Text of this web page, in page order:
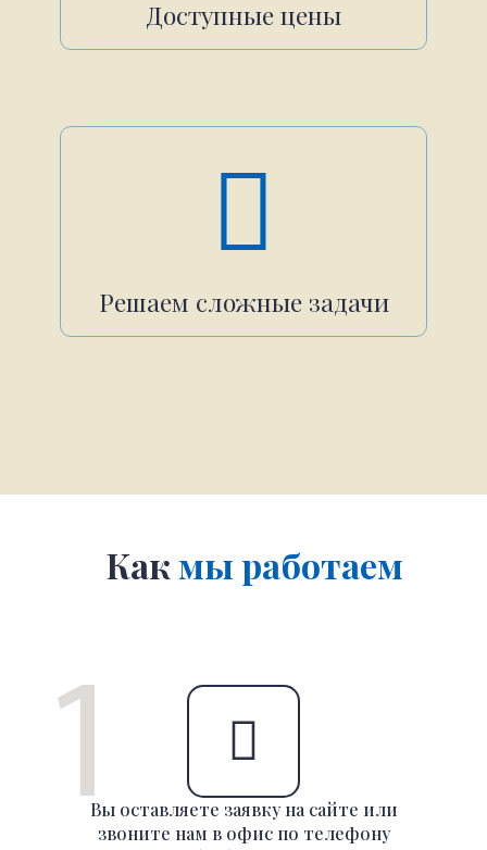
Доступные цены
Решаем сложные задачи
Какмы работаем
Вы оставляете заявку на сайте или
звоните нам в офис по телефону